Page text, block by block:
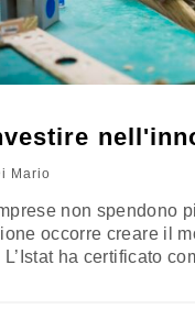
Mario
non spendono
occorre creare il
ha certificato